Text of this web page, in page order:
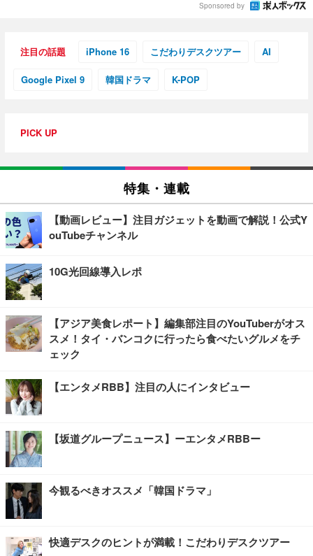
Sponsored by
注目の話題 iPhone 16 こだわりデスクツアー AI
Google Pixel 9 韓国ドラマ K-POP
PICK UP
特集・連載
【動画レビュー】注目ガジェットを動画で解説！公式Y
ouTubeチャンネル
10G光回線導入レポ
【アジア美食レポート】編集部注目のYouTuberがオス
スメ！タイ・バンコクに行ったら食べたいグルメをチ
ェック
【エンタメRBB】注目の人にインタビュー
【坂道グループニュース】ーエンタメRBBー
今観るべきオススメ「韓国ドラマ」
快適デスクのヒントが満載！こだわりデスクツアー